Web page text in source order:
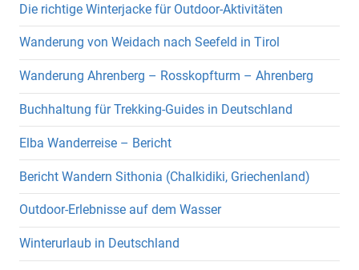
Die richtige Winterjacke für Outdoor-Aktivitäten
Wanderung von Weidach nach Seefeld in Tirol
Wanderung Ahrenberg – Rosskopfturm – Ahrenberg
Buchhaltung für Trekking-Guides in Deutschland
Elba Wanderreise – Bericht
Bericht Wandern Sithonia (Chalkidiki, Griechenland)
Outdoor-Erlebnisse auf dem Wasser
Winterurlaub in Deutschland